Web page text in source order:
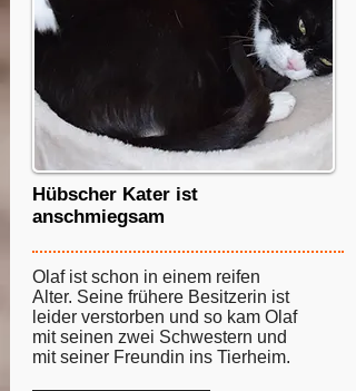
Hübscher Kater ist
anschmiegsam
Olaf ist schon in einem reifen
Alter. Seine frühere Besitzerin ist
leider verstorben und so kam Olaf
mit seinen zwei Schwestern und
mit seiner Freundin ins Tierheim.